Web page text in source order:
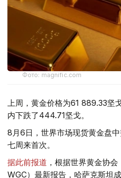
Фото: magnific.com
上周，黄金价格为61 889.33坚
内下跌了444.71坚戈。
8月6日，世界市场现货黄金盘
七周来首次。
据此前报道 ，根据世界黄金协
WGC）最新报告，哈萨克斯坦